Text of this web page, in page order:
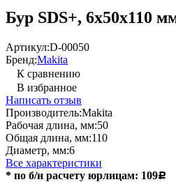
Бур SDS+, 6х50х110
Артикул:D-00050
Бренд:Makita
К сравнению
В избранное
Написать отзыв
Производитель:Makita
Рабочая длина, мм:50
Общая длина, мм:110
Диаметр, мм:6
Все характеристики
* по б/н расчету юрлицам: 109Р